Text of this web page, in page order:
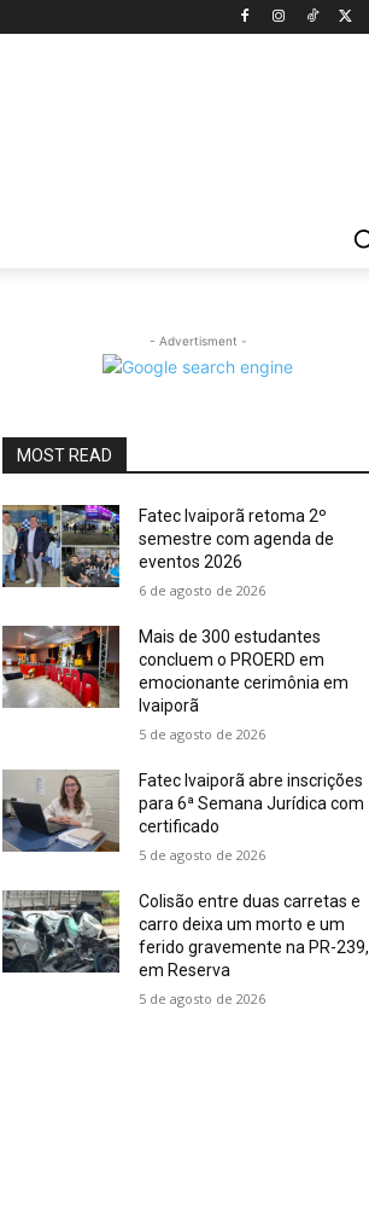
- Advertisment -
MOST READ
Fatec Ivaiporã retoma 2º
semestre com agenda de
eventos 2026
6 de agosto de 2026
Mais de 300 estudantes
concluem o PROERD em
emocionante cerimônia em
Ivaiporã
5 de agosto de 2026
Fatec Ivaiporã abre inscrições
para 6ª Semana Jurídica com
certificado
5 de agosto de 2026
Colisão entre duas carretas e
carro deixa um morto e um
ferido gravemente na PR-239,
em Reserva
5 de agosto de 2026